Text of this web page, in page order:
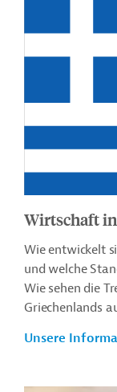
Wirtschaft
Wie entwickelt
und welche
Wie sehen die
Griechenlands
Unsere